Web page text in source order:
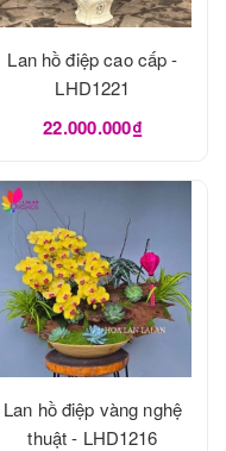
Lan hồ điệp cao cấp -
LHD1221
22.000.000₫
Lan hồ điệp vàng nghệ
thuật - LHD1216